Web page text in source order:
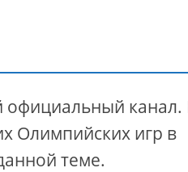
официальный канал.
Олимпийских игр в
теме.